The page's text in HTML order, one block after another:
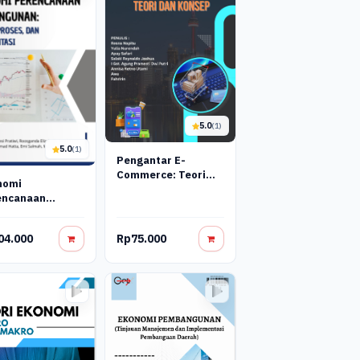
5.0(1)
Proses, Dan
5.0(1)
Pengantar E-
Commerce: Teori
Rp75.000